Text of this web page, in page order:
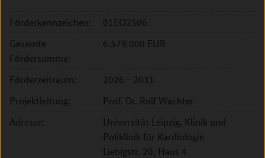
Förderkennzeichen:
01EO2506
Gesamte
Fördersumme:
6.579.000 EUR
Förderzeitraum:
2026 - 2031
Projektleitung:
Prof. Dr. Rolf Wachter
Adresse:
Universität Leipzig, Klinik und
Poliklinik für Kardiologie
Liebigstr. 20, Haus 4